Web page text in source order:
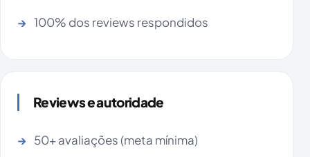
100% dos reviews respondidos
Reviews e autoridade
50+ avaliações (meta mínima)